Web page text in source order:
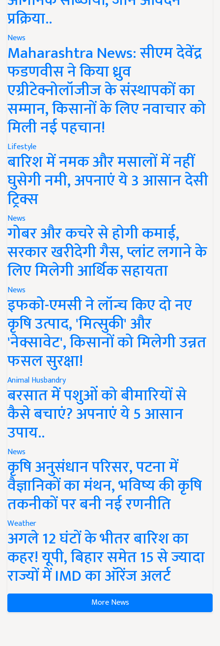
प्रक्रिया..
News
Maharashtra News: सीएम देवेंद्र
फडणवीस ने किया ध्रुव
एग्रीटेक्नोलॉजीज के संस्थापकों का
सम्मान, किसानों के लिए नवाचार को
मिली नई पहचान!
Lifestyle
बारिश में नमक और मसालों में नहीं
घुसेगी नमी, अपनाएं ये 3 आसान देसी
ट्रिक्स
News
गोबर और कचरे से होगी कमाई,
सरकार खरीदेगी गैस, प्लांट लगाने के
लिए मिलेगी आर्थिक सहायता
News
इफको-एमसी ने लॉन्च किए दो नए
कृषि उत्पाद, 'मित्सुकी' और
'नेक्सावेट', किसानों को मिलेगी उन्नत
फसल सुरक्षा!
Animal Husbandry
बरसात में पशुओं को बीमारियों से
कैसे बचाएं? अपनाएं ये 5 आसान
उपाय..
News
कृषि अनुसंधान परिसर, पटना में
वैज्ञानिकों का मंथन, भविष्य की कृषि
तकनीकों पर बनी नई रणनीति
Weather
अगले 12 घंटों के भीतर बारिश का
कहर! यूपी, बिहार समेत 15 से ज्यादा
राज्यों में IMD का ऑरेंज अलर्ट
More News